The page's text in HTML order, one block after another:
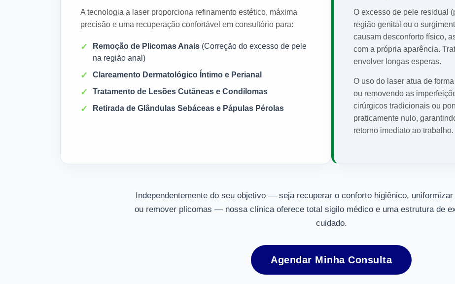
A tecnologia a laser proporciona refinamento estético, máxima
precisão e uma recuperação confortável em consultório para:
Remoção de Plicomas Anais (Correção do excesso de pele
na região anal)
Clareamento Dermatológico Íntimo e Perianal
Tratamento de Lesões Cutâneas e Condilomas
Retirada de Glândulas Sebáceas e Pápulas Pérolas
O excesso de pele residual
região genital ou o
causam desconforto físico,
com a própria aparência.
envolver longas esperas.
O uso do laser atua de
ou removendo as
cirúrgicos tradicionais ou
praticamente nulo,
retorno imediato ao trabalho.
Independentemente do seu objetivo — seja recuperar o conforto higiênico,
ou remover plicomas — nossa clínica oferece total sigilo médico e uma estrutura de
cuidado.
Agendar Minha Consulta